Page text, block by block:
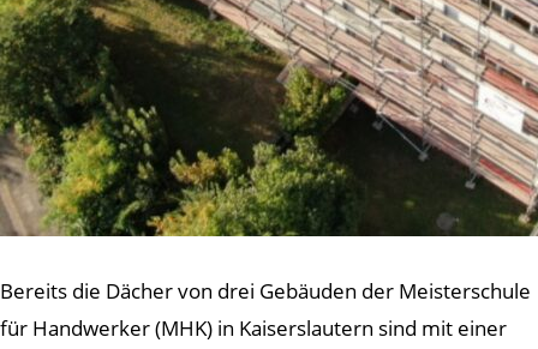
Bereits die Dächer von drei Gebäuden der Meisterschule
für Handwerker (MHK) in Kaiserslautern sind mit einer